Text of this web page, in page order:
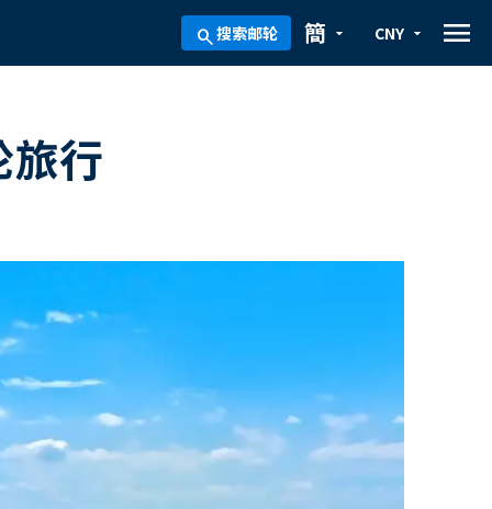
search搜索邮轮 arrow_drop_down
簡 arrow_drop_down
CNY menu
旅行